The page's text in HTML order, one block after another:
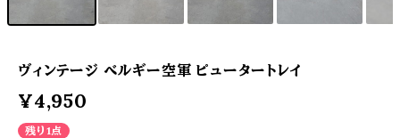
ヴィンテージ ベルギー空軍 ピュータートレイ
¥4,950
残り1点